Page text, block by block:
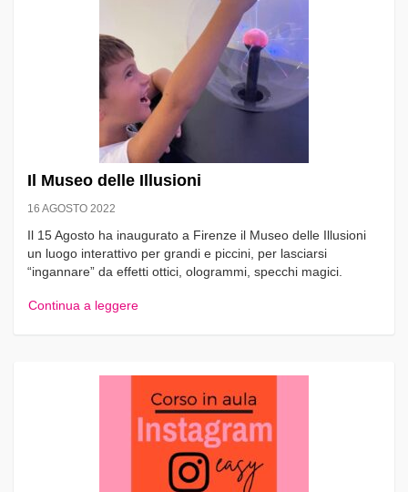
Il Museo delle Illusioni
16 AGOSTO 2022
Il 15 Agosto ha inaugurato a Firenze il Museo delle Illusioni
un luogo interattivo per grandi e piccini, per lasciarsi
“ingannare” da effetti ottici, ologrammi, specchi magici.
Continua a leggere